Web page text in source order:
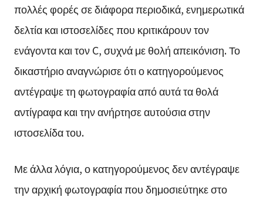
πολλές φορές σε διάφορα περιοδικά, ενημερωτικά
δελτία και ιστοσελίδες που κριτικάρουν τον
ενάγοντα και τον C, συχνά με θολή απεικόνιση. Το
δικαστήριο αναγνώρισε ότι ο κατηγορούμενος
αντέγραψε τη φωτογραφία από αυτά τα θολά
αντίγραφα και την ανήρτησε αυτούσια στην
ιστοσελίδα του.
Με άλλα λόγια, ο κατηγορούμενος δεν αντέγραψε
την αρχική φωτογραφία που δημοσιεύτηκε στο